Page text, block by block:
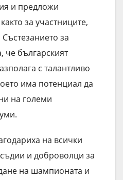
и предложи
за участниците,
Състезанието за
че българският
с талантливо
има потенциал да
на големи
на всички
и доброволци за
на шампионата и